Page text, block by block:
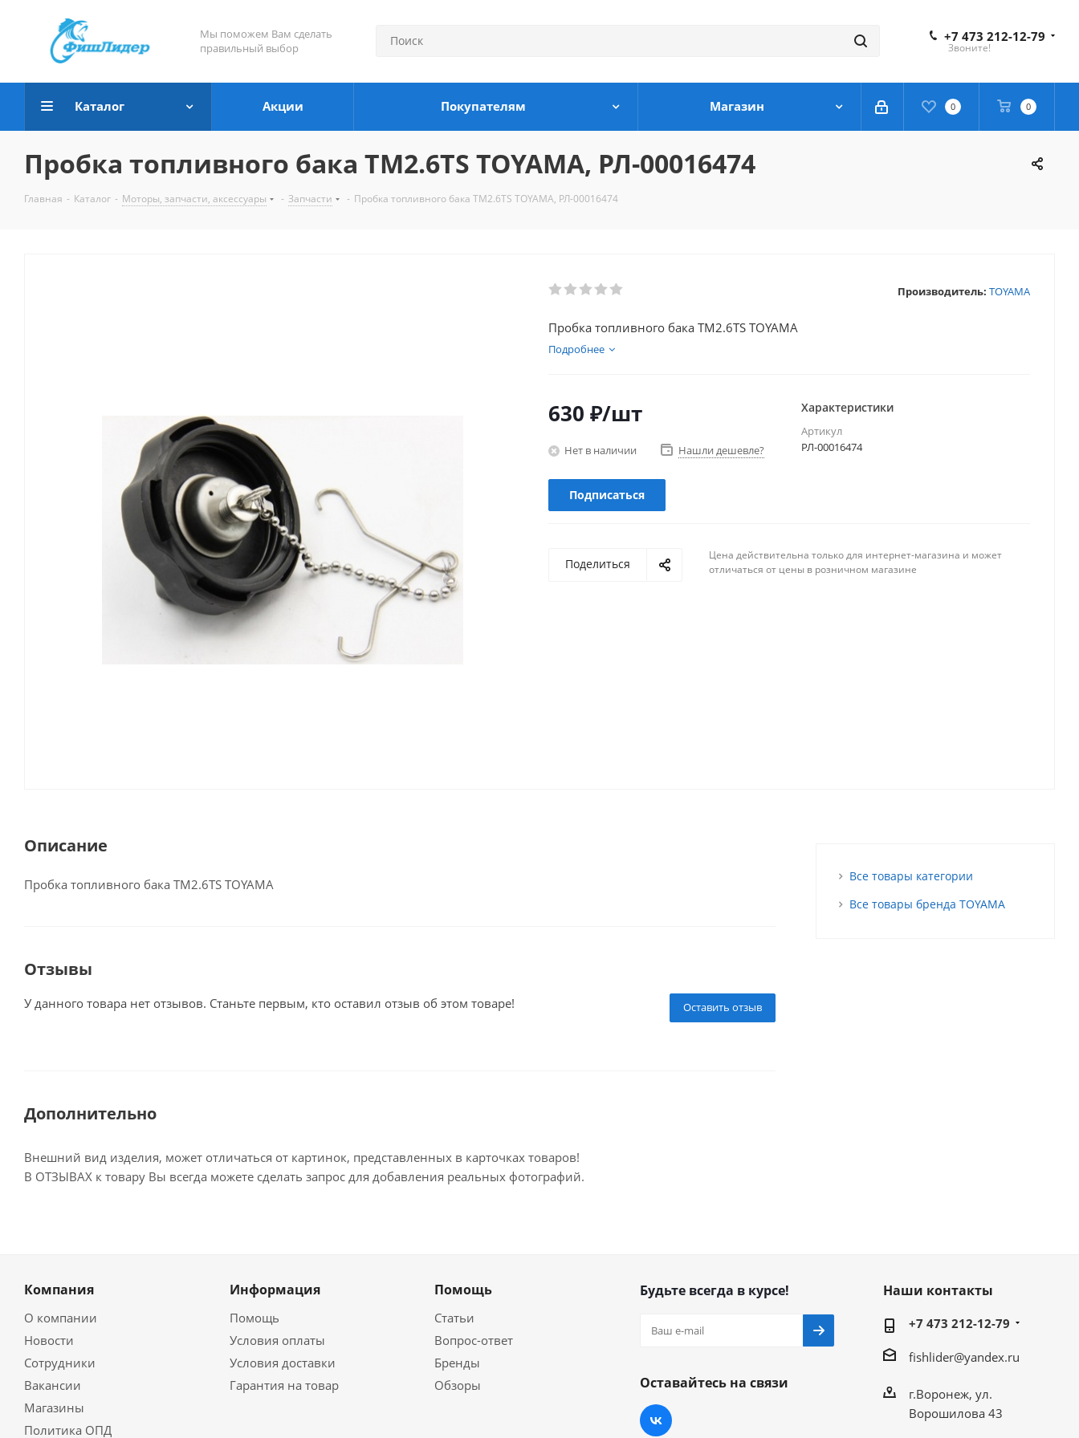
Мы поможем Вам сделать
правильный выбор
+7 473 212-12-79
Звоните!
0 0
Каталог Акции Покупателям Магазин
Пробка топливного бака TM2.6TS TOYAMA, РЛ-00016474
Главная - Каталог - Моторы, запчасти, аксессуары - Запчасти - Пробка топливного бака TM2.6TS TOYAMA, РЛ-00016474
Производитель: TOYAMA
Пробка топливного бака TM2.6TS TOYAMA
Подробнее
630 ₽/шт
Нет в наличии Нашли дешевле?
Подписаться
Характеристики
Артикул
РЛ-00016474
Поделиться
Цена действительна только для интернет-магазина и может
отличаться от цены в розничном магазине
Описание
Пробка топливного бака TM2.6TS TOYAMA
Отзывы
Оставить отзыв
У данного товара нет отзывов. Станьте первым, кто оставил отзыв об этом товаре!
Дополнительно
Внешний вид изделия, может отличаться от картинок, представленных в карточках товаров!
В ОТЗЫВАХ к товару Вы всегда можете сделать запрос для добавления реальных фотографий.
Все товары категории
Все товары бренда TOYAMA
Компания
О компании
Новости
Сотрудники
Вакансии
Магазины
Политика ОПД
Информация
Помощь
Условия оплаты
Условия доставки
Гарантия на товар
Помощь
Статьи
Вопрос-ответ
Бренды
Обзоры
Будьте всегда в курсе!
Оставайтесь на связи
Наши контакты
+7 473 212-12-79
fishlider@yandex.ru
г.Воронеж, ул.
Ворошилова 43